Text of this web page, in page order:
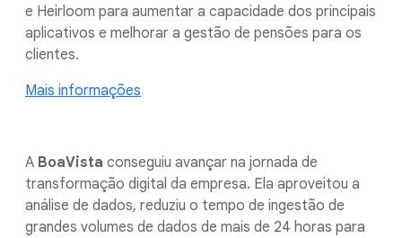
e Heirloom para aumentar a capacidade dos principais
aplicativos e melhorar a gestão de pensões para os
clientes.
Mais informações
A BoaVista conseguiu avançar na jornada de
transformação digital da empresa. Ela aproveitou a
análise de dados, reduziu o tempo de ingestão de
grandes volumes de dados de mais de 24 horas para